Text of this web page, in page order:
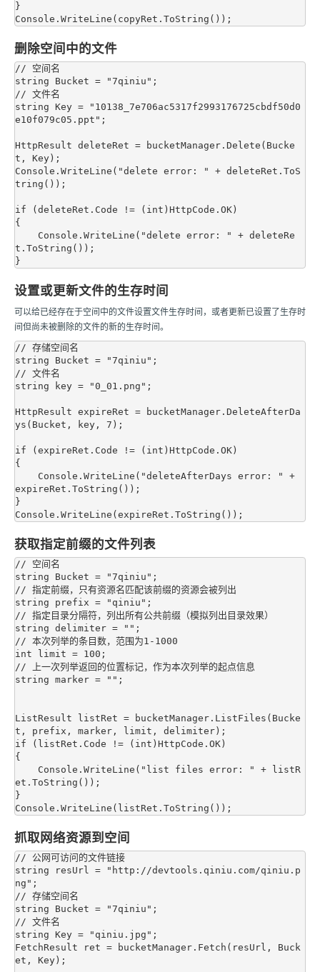
}
删除空间中的文件
// 空间名
string Bucket = "7qiniu";
// 文件名
string Key = "10138_7e706ac5317f2993176725cbdf50d0
e10f079c05.ppt";
HttpResult deleteRet = bucketManager.Delete(Bucke
t, Key);
Console.WriteLine("delete error: " + deleteRet.ToS
tring());
if (deleteRet.Code != (int)HttpCode.OK)
{
t.ToString());
设置或更新文件的生存时间
可以给已经存在于空间中的文件设置文件生存时间，或者更新已设置了生存时
间但尚未被删除的文件的新的生存时间。
// 存储空间名
string Bucket = "7qiniu";
// 文件名
string key = "0_01.png";
HttpResult expireRet = bucketManager.DeleteAfterDa
ys(Bucket, key, 7);
if (expireRet.Code != (int)HttpCode.OK)
{
expireRet.ToString());
}
获取指定前缀的文件列表
// 空间名
string Bucket = "7qiniu";
// 指定前缀，只有资源名匹配该前缀的资源会被列出
string prefix = "qiniu";
// 指定目录分隔符，列出所有公共前缀（模拟列出目录效果）
string delimiter = "";
// 本次列举的条目数，范围为1-1000
int limit = 100;
// 上一次列举返回的位置标记，作为本次列举的起点信息
string marker = "";
ListResult listRet = bucketManager.ListFiles(Bucke
t, prefix, marker, limit, delimiter);
if (listRet.Code != (int)HttpCode.OK)
{
et.ToString());
}
抓取网络资源到空间
// 公网可访问的文件链接
string resUrl = "http://devtools.qiniu.com/qiniu.p
ng";
// 存储空间名
string Bucket = "7qiniu";
// 文件名
string Key = "qiniu.jpg";
FetchResult ret = bucketManager.Fetch(resUrl, Buck
et, Key);